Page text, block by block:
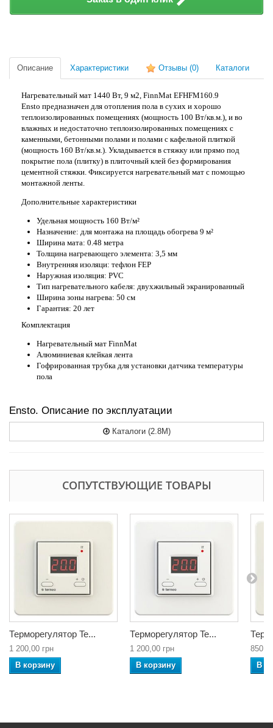
Описание Характеристики Отзывы (0) Каталоги
Нагревательный мат 1440 Вт, 9 м2, FinnMat EFHFM160.9
Ensto предназначен для отопления пола в сухих и хорошо
теплоизолированных помещениях (мощность 100 Вт/кв.м.), и во
влажных и недостаточно теплоизолированных помещениях с
каменными, бетонными полами и полами с кафельной плиткой
(мощность 160 Вт/кв.м.). Укладывается в стяжку или прямо под
покрытие пола (плитку) в плиточный клей без формирования
цементной стяжки. Фиксируется нагревательный мат с помощью
монтажной ленты.
Дополнительные характеристики
Удельная мощность 160 Вт/м²
Назначение: для монтажа на площадь обогрева 9 м²
Ширина мата: 0.48 метра
Толщина нагревающего элемента: 3,5 мм
Внутренняя изоляци: тефлон FEP
Наружная изоляция: PVC
Тип нагревательного кабеля: двухжильный экранированный
Ширина зоны нагрева: 50 см
Гарантия: 20 лет
Комплектация
Нагревательный мат FinnMat
Алюминиевая клейкая лента
Гофрированная трубка для установки датчика температуры
пола
Ensto. Описание по эксплуатации
Каталоги (2.8M)
СОПУТСТВУЮЩИЕ ТОВАРЫ
Терморегулятор Te...
1 200,00 грн
В корзину
Терморегулятор Te...
1 200,00 грн
В корзину
В